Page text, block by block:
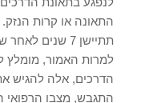
התאונה או קרות
למרות האמור, מומלץ
הדרכים, אלה להגיש
התגבש, מצבו הרפואי